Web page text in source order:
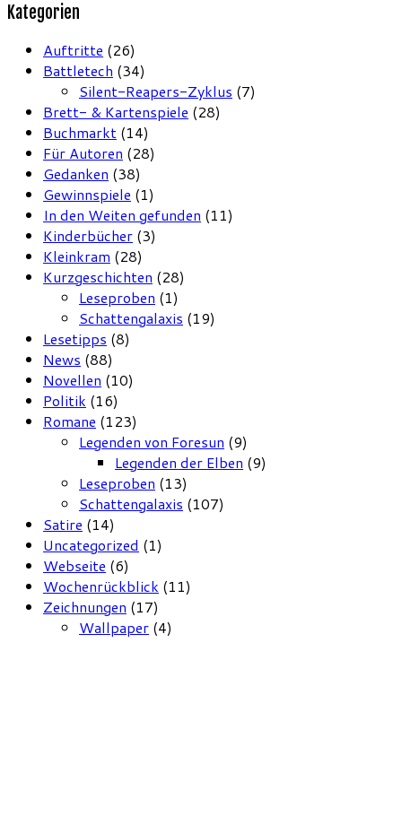
Kategorien
Auftritte (26)
Battletech (34)
Silent-Reapers-Zyklus (7)
Brett- & Kartenspiele (28)
Buchmarkt (14)
Für Autoren (28)
Gedanken (38)
Gewinnspiele (1)
In den Weiten gefunden (11)
Kinderbücher (3)
Kleinkram (28)
Kurzgeschichten (28)
Leseproben (1)
Schattengalaxis (19)
Lesetipps (8)
News (88)
Novellen (10)
Politik (16)
Romane (123)
Legenden von Foresun (9)
Legenden der Elben (9)
Leseproben (13)
Schattengalaxis (107)
Satire (14)
Uncategorized (1)
Webseite (6)
Wochenrückblick (11)
Zeichnungen (17)
Wallpaper (4)